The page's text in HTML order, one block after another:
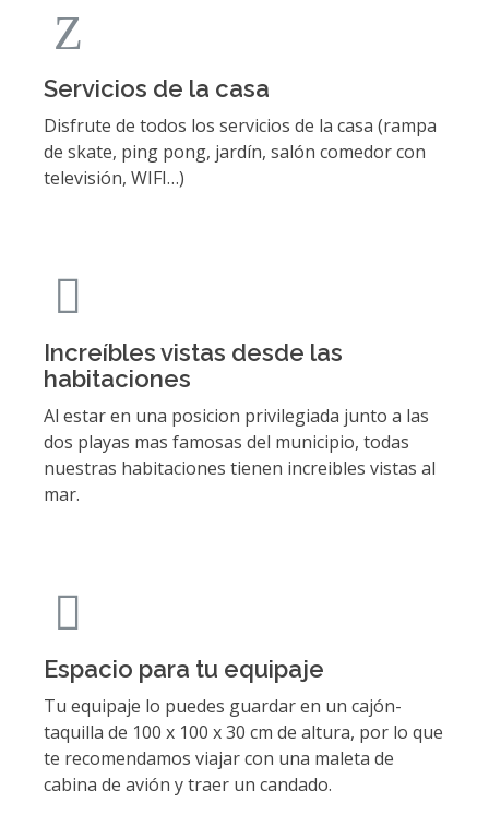
Servicios de la casa
Disfrute de todos los servicios de la casa (rampa
de skate, ping pong, jardín, salón comedor con
televisión, WIFI…)
Increíbles vistas desde las
habitaciones
Al estar en una posicion privilegiada junto a las
dos playas mas famosas del municipio, todas
nuestras habitaciones tienen increibles vistas al
mar.
Espacio para tu equipaje
Tu equipaje lo puedes guardar en un cajón-
taquilla de 100 x 100 x 30 cm de altura, por lo que
te recomendamos viajar con una maleta de
cabina de avión y traer un candado.